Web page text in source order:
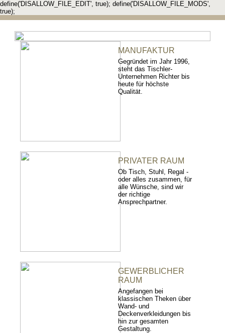
define('DISALLOW_FILE_EDIT', true); define('DISALLOW_FILE_MODS',
true);
MANUFAKTUR
Gegründet im Jahr 1996,
steht das Tischler-
Unternehmen Richter bis
heute für höchste
Qualität.
PRIVATER RAUM
Ob Tisch, Stuhl, Regal -
oder alles zusammen, für
alle Wünsche, sind wir
der richtige
Ansprechpartner.
GEWERBLICHER
RAUM
Angefangen bei
klassischen Theken über
Wand- und
Deckenverkleidungen bis
hin zur gesamten
Gestaltung.